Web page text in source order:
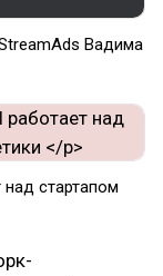
Вадима
стартапом